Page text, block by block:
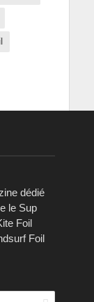
dédié
le Sup
Foil
Foil